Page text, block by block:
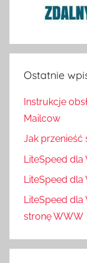
Ostatnie
Instrukcje
Mailcow
Jak przenieść
LiteSpeed dla
LiteSpeed dla
LiteSpeed
stronę WWW